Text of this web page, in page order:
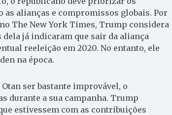
alianças e compromissos globais. Por
The New York Times, Trump considera
dela já indicaram que sair da aliança
reeleição em 2020. No entanto, ele
na época.
ser bastante improvável, o
durante a sua campanha. Trump
estivessem com as contribuições